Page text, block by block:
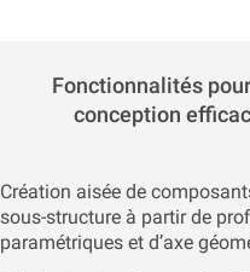
Fonctionnalités
conception
Création aisée de
sous-structure à partir de
paramétriques et d’axe